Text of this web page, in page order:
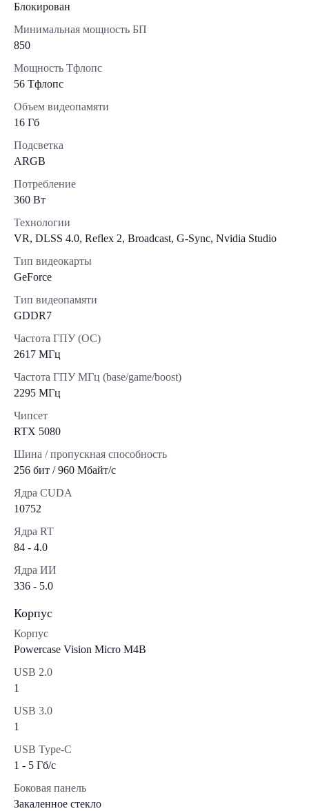
Блокирован
Минимальная мощность БП
850
Мощность Тфлопс
56 Тфлопс
Объем видеопамяти
16 Гб
Подсветка
ARGB
Потребление
360 Вт
Технологии
VR, DLSS 4.0, Reflex 2, Broadcast, G-Sync, Nvidia Studio
Тип видеокарты
GeForce
Тип видеопамяти
GDDR7
Частота ГПУ (OC)
2617 МГц
Частота ГПУ МГц (base/game/boost)
2295 МГц
Чипсет
RTX 5080
Шина / пропускная способность
256 бит / 960 Мбайт/с
Ядра CUDA
10752
Ядра RT
84 - 4.0
Ядра ИИ
336 - 5.0
Корпус
Корпус
Powercase Vision Micro M4B
USB 2.0
1
USB 3.0
1
USB Type-C
1 - 5 Гб/с
Боковая панель
Закаленное стекло